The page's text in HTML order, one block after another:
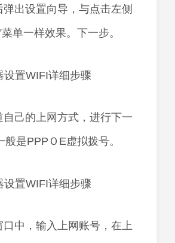
弹出设置向导，与点击左侧
单一样效果。下一步。
自己的上网方式，进行下一
般是PPPＯE虚拟拨号。
口中，输入上网账号，在上